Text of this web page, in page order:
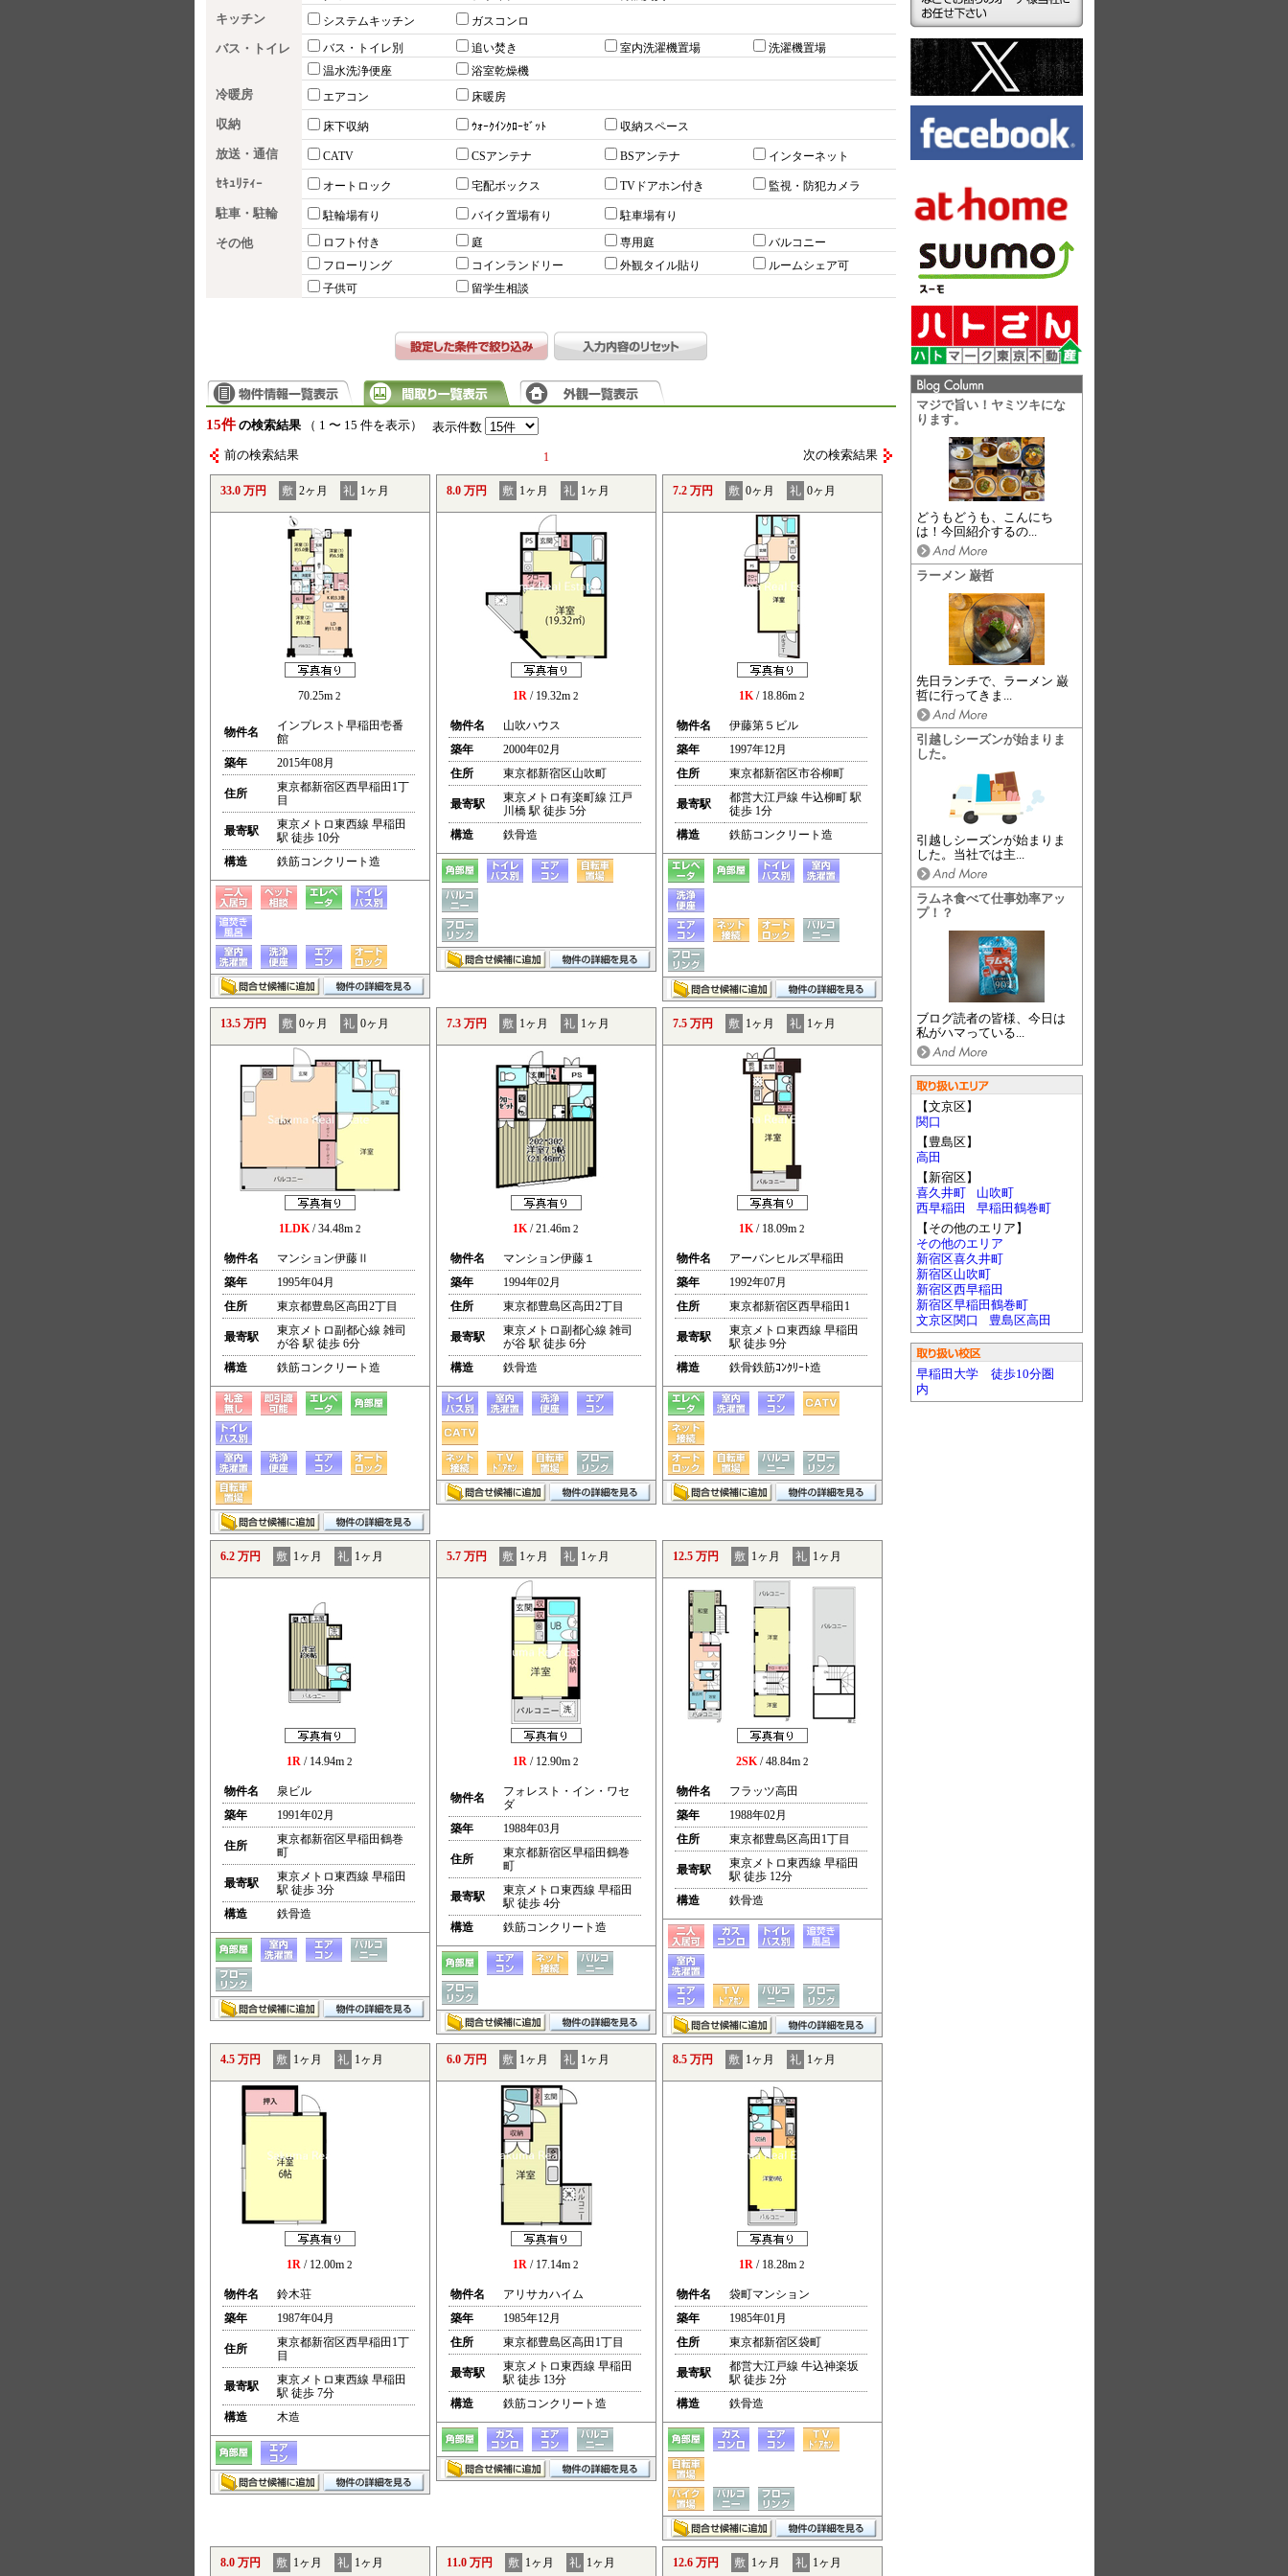
マジで旨い！ヤミツキにな
ります。
どうもどうも、こんにち
は！今回紹介するの...
ラーメン 巌哲
先日ランチで、ラーメン 巌
哲に行ってきま...
引越しシーズンが始まりま
した。
引越しシーズンが始まりま
した。当社では主...
ラムネ食べて仕事効率アッ
プ！？
ブログ読者の皆様、今日は
私がハマっている...
【文京区】
関口
【豊島区】
高田
【新宿区】
喜久井町
山吹町
西早稲田
早稲田鶴巻町
【その他のエリア】
その他のエリア
新宿区喜久井町
新宿区山吹町
新宿区西早稲田
新宿区早稲田鶴巻町
文京区関口
豊島区高田
早稲田大学 徒歩10分圏
内
キッチン システムキッチン ガスコンロ
バス・トイレ バス・トイレ別 追い焚き 室内洗濯機置場
洗濯機置場
温水洗浄便座
浴室乾燥機
冷暖房 エアコン 床暖房
収納 床下収納 ｳｫｰｸｲﾝｸﾛｰｾﾞｯﾄ 収納スペース
放送・通信 CATV CSアンテナ BSアンテナ インターネット
ｾｷｭﾘﾃｨｰ オートロック 宅配ボックス TVドアホン付き 監視・防犯カメラ
駐車・駐輪 駐輪場有り バイク置場有り 駐車場有り
その他 ロフト付き 庭 専用庭
バルコニー
フローリング
コインランドリー 外観タイル貼り
ルームシェア可
子供可
留学生相談
15件 の検索結果（ 1 〜 15 件を表示） 表示件数
前の検索結果 1 次の検索結果
33.0 万円 敷 2ヶ月 礼 1ヶ月
70.25m 2
物件名
インプレスト早稲田壱番
館
築年
2015年08月
住所
東京都新宿区西早稲田1丁
目
最寄駅
東京メトロ東西線 早稲田
駅 徒歩 10分
構造
鉄筋コンクリート造
8.0 万円 敷 1ヶ月 礼 1ヶ月
1R / 19.32m 2
物件名
山吹ハウス
築年
2000年02月
住所
東京都新宿区山吹町
最寄駅
東京メトロ有楽町線 江戸
川橋 駅 徒歩 5分
構造
鉄骨造
7.2 万円 敷 0ヶ月 礼 0ヶ月
1K/ 18.86m 2
物件名
伊藤第５ビル
築年
1997年12月
住所
東京都新宿区市谷柳町
最寄駅
都営大江戸線 牛込柳町 駅
徒歩 1分
構造
鉄筋コンクリート造
13.5 万円 敷 0ヶ月 礼 0ヶ月
1LDK/ 34.48m 2
物件名
マンション伊藤Ⅱ
築年
1995年04月
住所
東京都豊島区高田2丁目
最寄駅
東京メトロ副都心線 雑司
が谷 駅 徒歩 6分
構造
鉄筋コンクリート造
7.3 万円 敷 1ヶ月 礼 1ヶ月
1K/ 21.46m 2
物件名
マンション伊藤１
築年
1994年02月
住所
東京都豊島区高田2丁目
最寄駅
東京メトロ副都心線 雑司
が谷 駅 徒歩 6分
構造
鉄骨造
7.5 万円 敷 1ヶ月 礼 1ヶ月
1K/ 18.09m 2
物件名
アーバンヒルズ早稲田
築年
1992年07月
住所
東京都新宿区西早稲田1
最寄駅
東京メトロ東西線 早稲田
駅 徒歩 9分
構造
鉄骨鉄筋ｺﾝｸﾘｰﾄ造
6.2 万円 敷 1ヶ月 礼 1ヶ月
1R / 14.94m 2
物件名
泉ビル
築年
1991年02月
住所
東京都新宿区早稲田鶴巻
町
最寄駅
東京メトロ東西線 早稲田
駅 徒歩 3分
構造
鉄骨造
5.7 万円 敷 1ヶ月 礼 1ヶ月
1R / 12.90m 2
物件名
フォレスト・イン・ワセ
ダ
築年
1988年03月
住所
東京都新宿区早稲田鶴巻
町
最寄駅
東京メトロ東西線 早稲田
駅 徒歩 4分
構造
鉄筋コンクリート造
12.5 万円 敷 1ヶ月 礼 1ヶ月
2SK/ 48.84m 2
物件名
フラッツ高田
築年
1988年02月
住所
東京都豊島区高田1丁目
最寄駅
東京メトロ東西線 早稲田
駅 徒歩 12分
構造
鉄骨造
4.5 万円 敷 1ヶ月 礼 1ヶ月
1R / 12.00m 2
物件名
鈴木荘
築年
1987年04月
住所
東京都新宿区西早稲田1丁
目
最寄駅
東京メトロ東西線 早稲田
駅 徒歩 7分
構造
木造
6.0 万円 敷 1ヶ月 礼 1ヶ月
1R / 17.14m 2
物件名
アリサカハイム
築年
1985年12月
住所
東京都豊島区高田1丁目
最寄駅
東京メトロ東西線 早稲田
駅 徒歩 13分
構造
鉄筋コンクリート造
8.5 万円 敷 1ヶ月 礼 1ヶ月
1R / 18.28m 2
物件名
袋町マンション
築年
1985年01月
住所
東京都新宿区袋町
最寄駅
都営大江戸線 牛込神楽坂
駅 徒歩 2分
構造
鉄骨造
8.0 万円 敷 1ヶ月 礼 1ヶ月 11.0 万円 敷 1ヶ月 礼 1ヶ月 12.6 万円 敷 1ヶ月 礼 1ヶ月